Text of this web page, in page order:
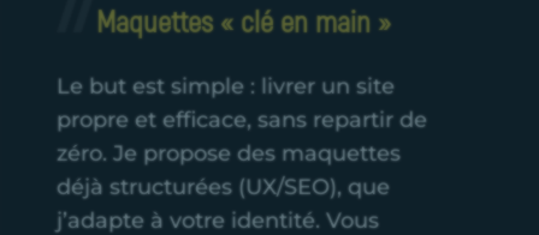
Maquettes « clé en main »
Le but est simple : livrer un site
propre et efficace, sans repartir de
zéro. Je propose des maquettes
déjà structurées (UX/SEO), que
j’adapte à votre identité. Vous